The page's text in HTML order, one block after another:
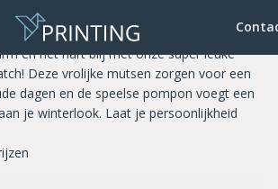
patch
en het hart blij met onze super leuke
Deze vrolijke mutsen zorgen voor een
dagen en de speelse pompon voegt een
je winterlook. Laat je persoonlijkheid